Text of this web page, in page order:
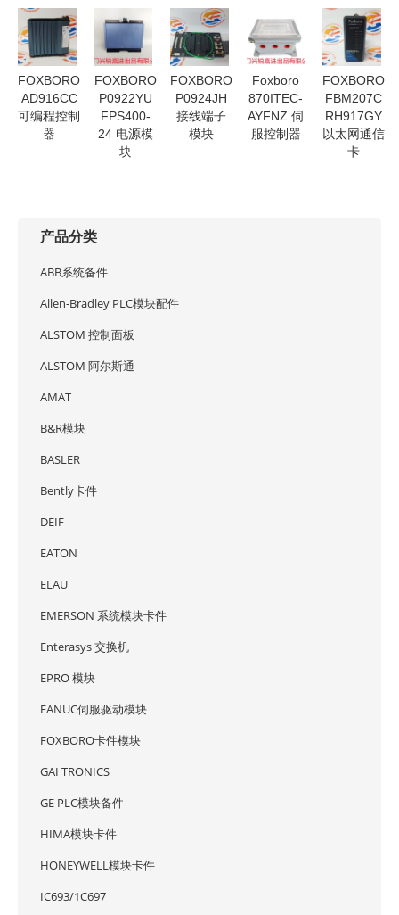
FOXBORO
AD916CC
可编程控制
器
FOXBORO
P0922YU
FPS400-
24 电源模
块
FOXBORO
P0924JH
接线端子
模块
Foxboro
870ITEC-
AYFNZ 伺
服控制器
FOXBORO
FBM207C
RH917GY
以太网通信
卡
产品分类
ABB系统备件
Allen-Bradley PLC模块配件
ALSTOM 控制面板
ALSTOM 阿尔斯通
AMAT
B&R模块
BASLER
Bently卡件
DEIF
EATON
ELAU
EMERSON 系统模块卡件
Enterasys 交换机
EPRO 模块
FANUC伺服驱动模块
FOXBORO卡件模块
GAI TRONICS
GE PLC模块备件
HIMA模块卡件
HONEYWELL模块卡件
IC693/1C697